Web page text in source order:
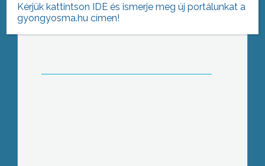
Befejeződött a Mátrai Erőmű hármas
számú blokkjának rendes nagyjavítása
Kérjük kattintson IDE és ismerje meg új portálunkat a
gyongyosma.hu címen!